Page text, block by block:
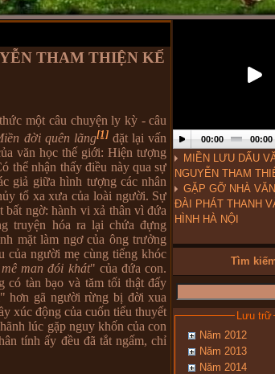
THAM THIỆN KẾ
một câu chuyện ly kỳ - câu
đời quên lãng[1]đặt lại vấn
văn học thế giới: Hiện tượng
thể nhận thấy điều này qua sự
giả giữa hình tượng các nhân
tổ xa xưa của loài người. Sự
bất ngờ: hành vi xả thân vì đứa
truyện hóa ra lại chứa đựng
mặt làm ngơ của ông trưởng
của người mẹ cùng tiếng khóc
man đói khát" của đứa con.
có tàn bạo và tăm tối thật đấy
hơn gã người rừng bị đời xua
xúc động của cuốn tiểu thuyết
lúc gặp nguy khốn của con
tính ấy đều đã tắt ngấm, chỉ
00:00 00:00
MIỀN LƯU DẤU
NGUYỄN THAM
GẶP GỠ NHÀ
ĐÀI PHÁT THANH
HÌNH HÀ NỘI
Tìm
Lưu trữ
Năm 2012
Năm 2013
Năm 2014